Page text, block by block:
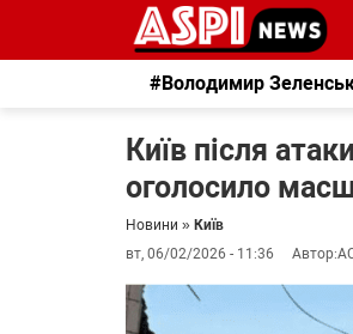
#Володимир
Київ після
оголосило
Новини » Київ
вт, 06/02/2026 - 11:36
Автор: